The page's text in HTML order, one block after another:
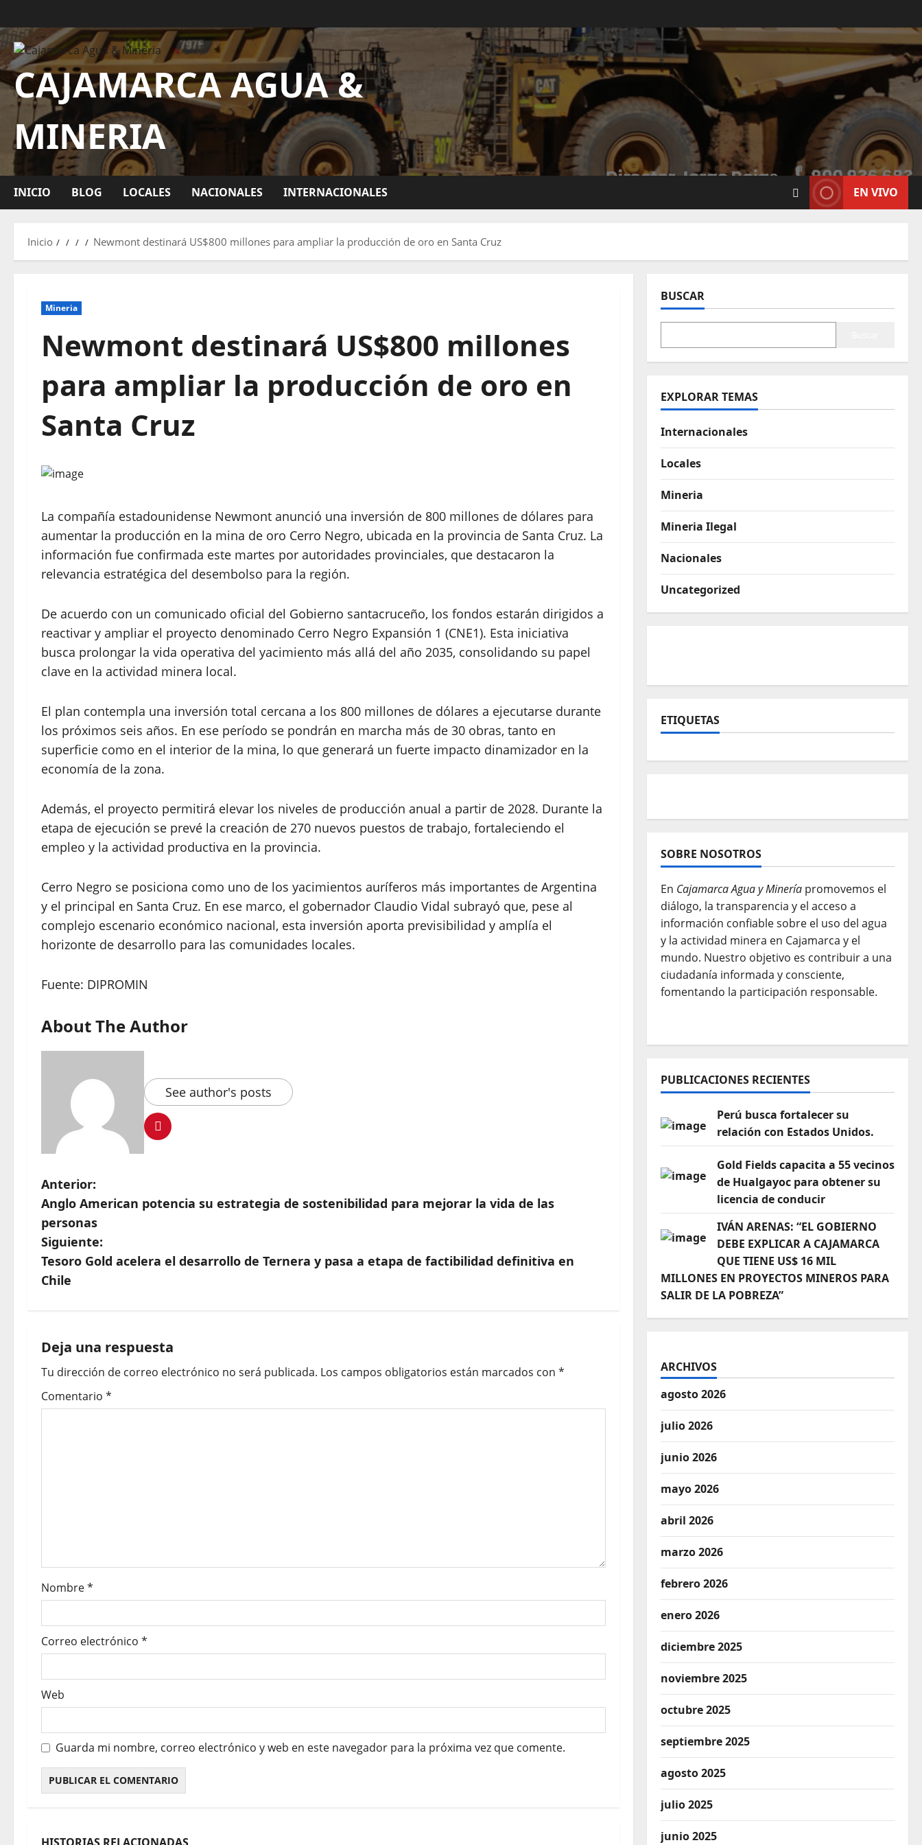
CAJAMARCA AGUA &
MINERIA
INICIO BLOG LOCALES NACIONALES INTERNACIONALES EN VIVO
Inicio Newmont destinará US$800 millones para ampliar la producción de oro en Santa Cruz
Mineria
Newmont destinará US$800 millones
para ampliar la producción de oro en
Santa Cruz
La compañía estadounidense Newmont anunció una inversión de 800 millones de dólares para
aumentar la producción en la mina de oro Cerro Negro, ubicada en la provincia de Santa Cruz. La
información fue confirmada este martes por autoridades provinciales, que destacaron la
relevancia estratégica del desembolso para la región.
De acuerdo con un comunicado oficial del Gobierno santacruceño, los fondos estarán dirigidos a
reactivar y ampliar el proyecto denominado Cerro Negro Expansión 1 (CNE1). Esta iniciativa
busca prolongar la vida operativa del yacimiento más allá del año 2035, consolidando su papel
clave en la actividad minera local.
El plan contempla una inversión total cercana a los 800 millones de dólares a ejecutarse durante
los próximos seis años. En ese período se pondrán en marcha más de 30 obras, tanto en
superficie como en el interior de la mina, lo que generará un fuerte impacto dinamizador en la
economía de la zona.
Además, el proyecto permitirá elevar los niveles de producción anual a partir de 2028. Durante la
etapa de ejecución se prevé la creación de 270 nuevos puestos de trabajo, fortaleciendo el
empleo y la actividad productiva en la provincia.
Cerro Negro se posiciona como uno de los yacimientos auríferos más importantes de Argentina
y el principal en Santa Cruz. En ese marco, el gobernador Claudio Vidal subrayó que, pese al
complejo escenario económico nacional, esta inversión aporta previsibilidad y amplía el
horizonte de desarrollo para las comunidades locales.
Fuente: DIPROMIN
About The Author
See author's posts
Anterior:
Anglo American potencia su estrategia de sostenibilidad para mejorar la vida de las
personas
Siguiente:
Tesoro Gold acelera el desarrollo de Ternera y pasa a etapa de factibilidad definitiva en
Chile
Deja una respuesta
Tu dirección de correo electrónico no será publicada. Los campos obligatorios están marcados con *
Comentario *
Nombre*
Correo electrónico *
Web
Guarda mi nombre, correo electrónico y web en este navegador para la próxima vez que comente.
BUSCAR
EXPLORAR TEMAS
Internacionales
Locales
Mineria
Mineria Ilegal
Nacionales
Uncategorized
ETIQUETAS
SOBRE NOSOTROS
En Cajamarca Agua y Mineríapromovemos el
diálogo, la transparencia y el acceso a
información confiable sobre el uso del agua
y la actividad minera en Cajamarca y el
mundo. Nuestro objetivo es contribuir a una
ciudadanía informada y consciente,
fomentando la participación responsable.
PUBLICACIONES RECIENTES
Perú busca fortalecer su
relación con Estados Unidos.
Gold Fields capacita a 55 vecinos
de Hualgayoc para obtener su
licencia de conducir
IVÁN ARENAS: “EL GOBIERNO
DEBE EXPLICAR A CAJAMARCA
QUE TIENE US$ 16 MIL
MILLONES EN PROYECTOS MINEROS PARA
SALIR DE LA POBREZA”
ARCHIVOS
agosto 2026
julio 2026
junio 2026
mayo 2026
abril 2026
marzo 2026
febrero 2026
enero 2026
diciembre 2025
noviembre 2025
octubre 2025
septiembre 2025
agosto 2025
julio 2025
junio 2025